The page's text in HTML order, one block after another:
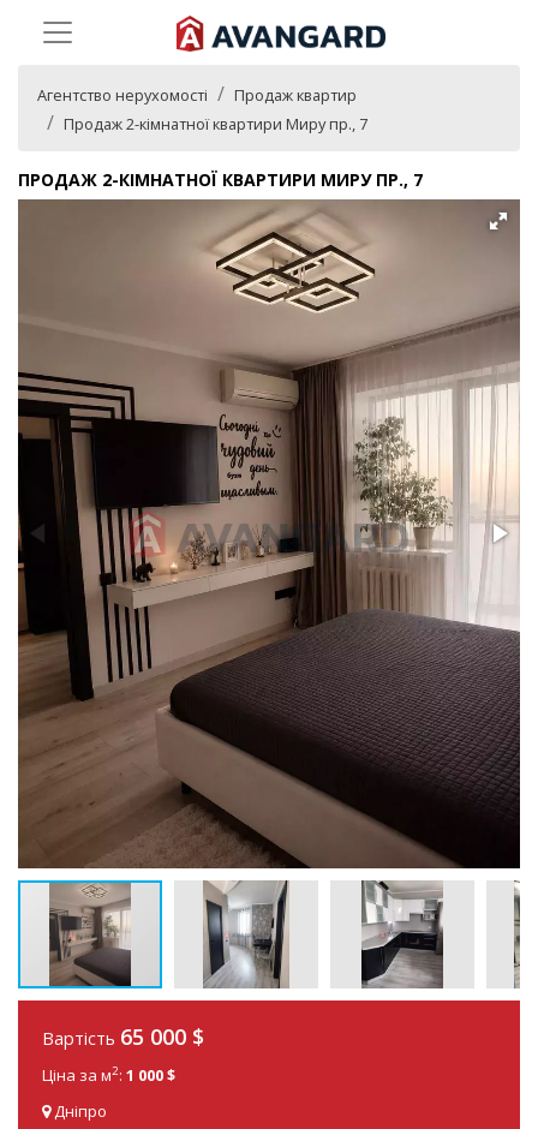
Агентство нерухомості
Продаж квартир
Продаж 2-кімнатної квартири Миру пр., 7
ПРОДАЖ 2-КІМНАТНОЇ КВАРТИРИ МИРУ ПР., 7
Вартість 65 000 $
Ціна за м2: 1 000 $
Дніпро